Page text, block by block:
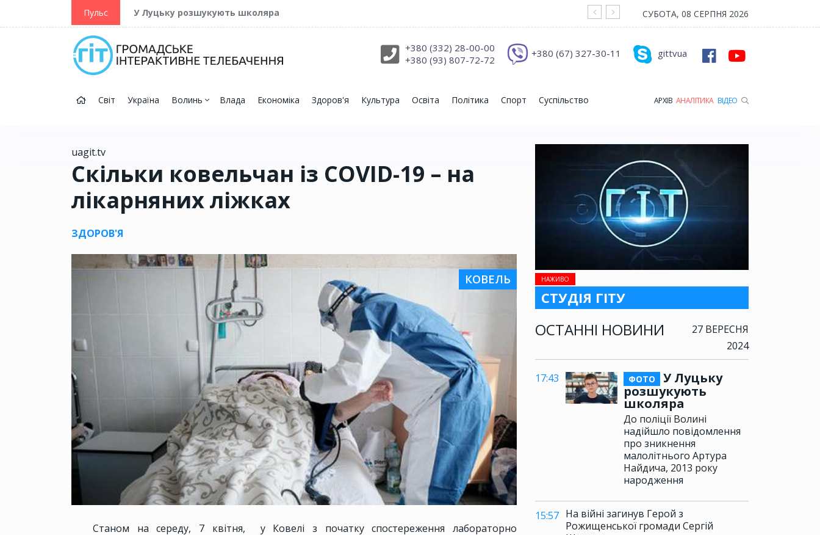
Пульс У Луцьку розшукують школяра На війні загинув Герой з Рожищенської
СУБОТА, 08 СЕРПНЯ 2026
gittvua
+380 (67) 327-30-11
+380 (332) 28-00-00
+380 (93) 807-72-72
Світ Україна Волинь Влада Економіка Здоров'я Культура Освіта Політика Спорт Суспільство АРХІВ АНАЛІТИКА ВІДЕО
НАЖИВО
СТУДІЯ ГІТУ
ОСТАННІ НОВИНИ
27 ВЕРЕСНЯ
2024
17:43 ФОТО
У Луцьку
розшукують
школяра
До поліції Волині
надійшло повідомлення
про зникнення
малолітнього Артура
Найдича, 2013 року
народження
15:57 На війні загинув Герой з
Рожищенської громади Сергій
uagit.tv
Скільки ковельчан із COVID-19 – на
лікарняних ліжках
ЗДОРОВ'Я
КОВЕЛЬ
Станом на середу, 7 квітня, у Ковелі з початку спостереження лабораторно